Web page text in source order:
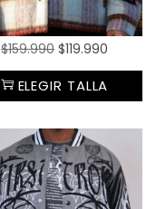
$159.990 $119.990
ELEGIR TALLA